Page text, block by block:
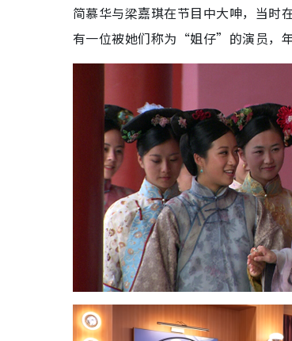
简慕华与梁嘉琪在节目中大呻，当
有一位被她们称为“姐仔”的演员，